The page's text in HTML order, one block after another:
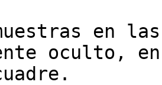
en
oculto, en